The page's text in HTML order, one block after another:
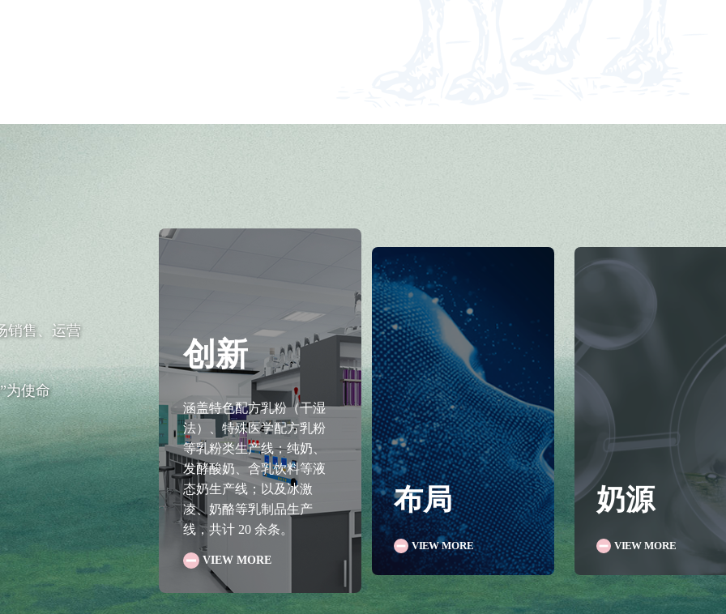
销售、运营
为使命
源
VIEW MORE
创新
涵盖特色配方乳粉（干湿
法）、特殊医学配方乳粉
等乳粉类生产线；纯奶、
发酵酸奶、含乳饮料等液
态奶生产线；以及冰激
凌、奶酪等乳制品生产
线，共计 20 余条。
VIEW MORE
布局
VIEW MORE
奶源
VIEW MORE